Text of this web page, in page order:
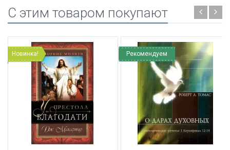
C этим товаром покупают
Новинка! Рекомендуем